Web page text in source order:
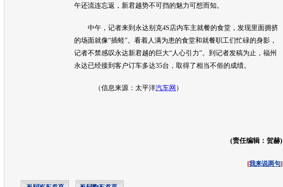
午还流连忘返， 新君越势不可挡的魅力可想而知。
中午，记者来到永达别克4S店内车主就餐的食堂，发现里面拥挤
的场面就像“插蛏”。看着人满为患的食堂和就餐职工们忙碌的身影，
记者不禁感叹永达新君越的巨大“人心引力”。到记者发稿为止，福州
永达已经接到客户订车多达35台，取得了相当不俗的成绩。
（信息来源：太平洋汽车网 ）
(责任编辑：贺赫)
[我来说两句]